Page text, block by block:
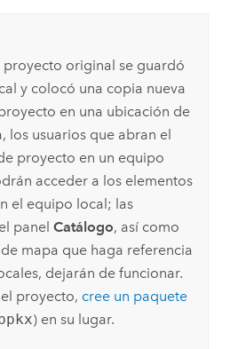
proyecto original se guardó
y colocó una copia nueva
en una ubicación de
los usuarios que abran el
proyecto en un equipo
acceder a los elementos
el equipo local; las
panel Catálogo, así como
mapa que haga referencia
dejarán de funcionar.
proyecto, cree un paquete
) en su lugar.